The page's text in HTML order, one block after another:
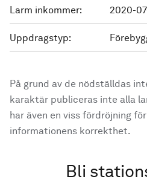
Larm inkommer: 2020-
Uppdragstyp:
På grund av de nödställdas
karaktär publiceras inte alla
har även en viss fördröjning
informationens korrekthet.
Bli